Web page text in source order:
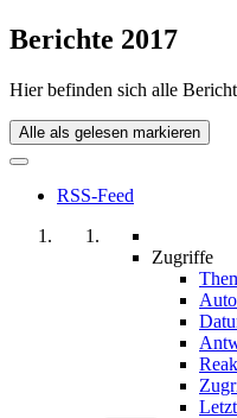
Berichte 2017
Hier befinden sich alle
Alle als gelesen markieren
RSS-Feed
Zugriffe